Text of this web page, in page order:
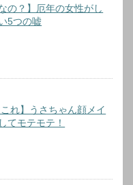
の？】厄年の女性がし
5つの嘘
これ】うさちゃん顔メイ
てモテモテ！